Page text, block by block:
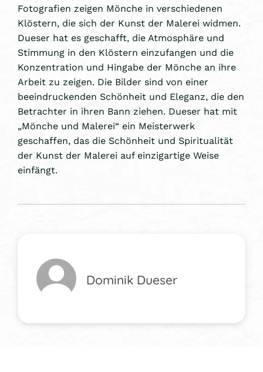
Fotografien zeigen Mönche in verschiedenen
Klöstern, die sich der Kunst der Malerei widmen.
Dueser hat es geschafft, die Atmosphäre und
Stimmung in den Klöstern einzufangen und die
Konzentration und Hingabe der Mönche an ihre
Arbeit zu zeigen. Die Bilder sind von einer
beeindruckenden Schönheit und Eleganz, die den
Betrachter in ihren Bann ziehen. Dueser hat mit
„Mönche und Malerei“ ein Meisterwerk
geschaffen, das die Schönheit und Spiritualität
der Kunst der Malerei auf einzigartige Weise
einfängt.
Dominik Dueser